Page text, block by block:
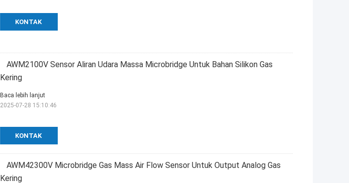
KONTAK
AWM2100V Sensor Aliran Udara Massa Microbridge Untuk Bahan Silikon Gas
Kering
KONTAK
Baca lebih lanjut
2025-07-28 15:10:46
AWM42300V Microbridge Gas Mass Air Flow Sensor Untuk Output Analog Gas
Kering